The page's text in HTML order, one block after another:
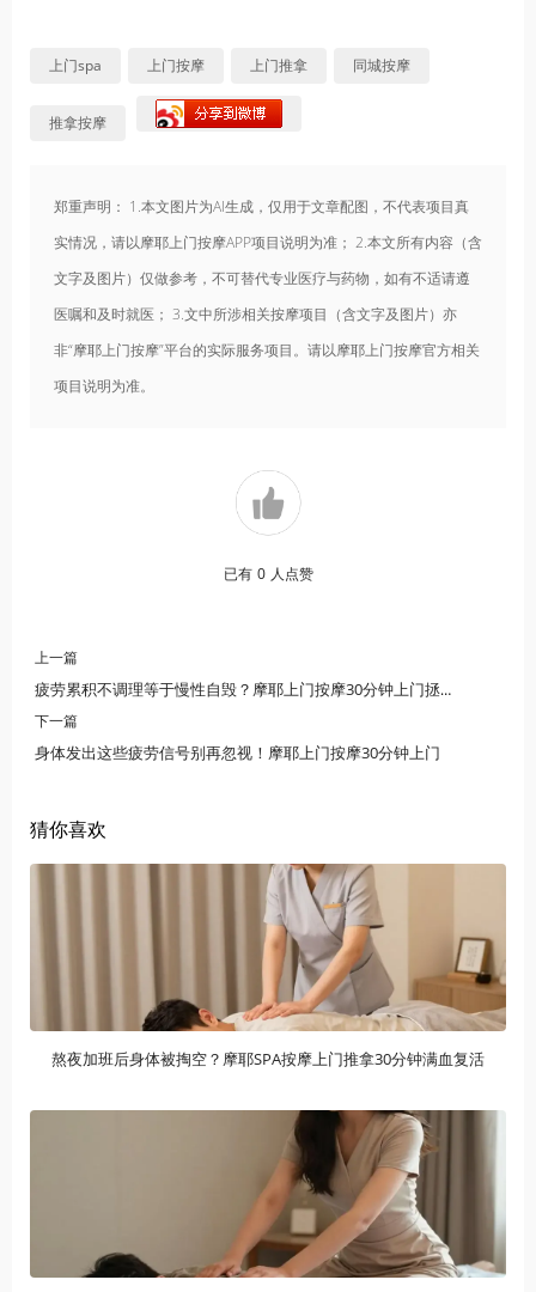
上门spa 上门按摩 上门推拿 同城按摩
推拿按摩
郑重声明： 1.本文图片为AI生成，仅用于文章配图，不代表项目真
实情况，请以摩耶上门按摩APP项目说明为准； 2.本文所有内容（含
文字及图片）仅做参考，不可替代专业医疗与药物，如有不适请遵
医嘱和及时就医； 3.文中所涉相关按摩项目（含文字及图片）亦
非“摩耶上门按摩”平台的实际服务项目。请以摩耶上门按摩官方相关
项目说明为准。
已有 0 人点赞
上一篇
疲劳累积不调理等于慢性自毁？摩耶上门按摩30分钟上门拯救你
下一篇
身体发出这些疲劳信号别再忽视！摩耶上门按摩30分钟上门
猜你喜欢
熬夜加班后身体被掏空？摩耶SPA按摩上门推拿30分钟满血复活